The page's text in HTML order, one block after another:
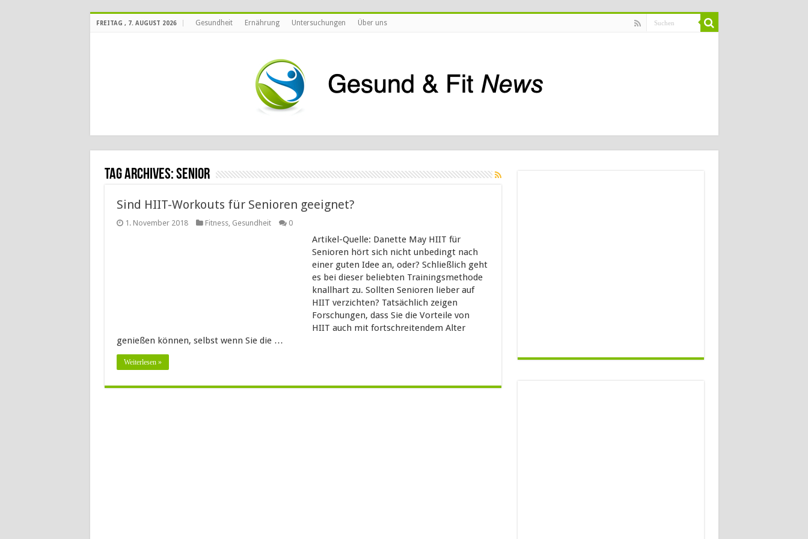
FREITAG , 7. AUGUST 2026 Gesundheit Ernährung Untersuchungen Über uns
Tag Archives:Senior
Sind HIIT-Workouts für Senioren geeignet?
1. November 2018 Fitness, Gesundheit 0
Artikel-Quelle: Danette May HIIT für
Senioren hört sich nicht unbedingt nach
einer guten Idee an, oder? Schließlich geht
es bei dieser beliebten Trainingsmethode
knallhart zu. Sollten Senioren lieber auf
HIIT verzichten? Tatsächlich zeigen
Forschungen, dass Sie die Vorteile von
HIIT auch mit fortschreitendem Alter
genießen können, selbst wenn Sie die …
Weiterlesen »